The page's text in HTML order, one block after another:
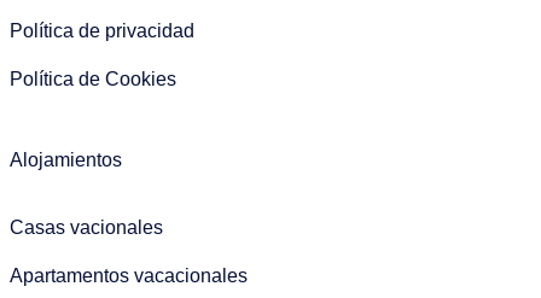
Política de privacidad
Política de Cookies
Alojamientos
Casas vacionales
Apartamentos vacacionales